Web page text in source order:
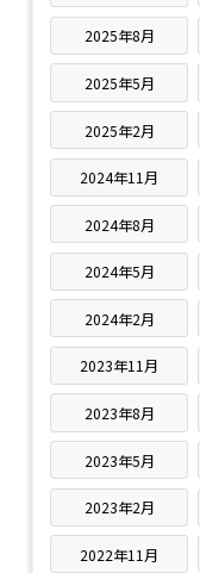
2025年8月
2025年5月
2025年2月
2024年11月
2024年8月
2024年5月
2024年2月
2023年11月
2023年8月
2023年5月
2023年2月
2022年11月